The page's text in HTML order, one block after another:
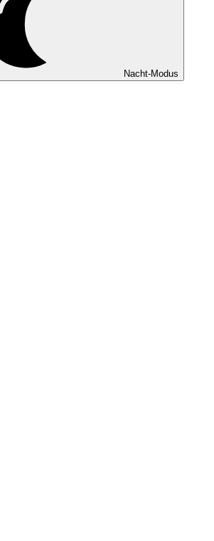
Nacht-Modus